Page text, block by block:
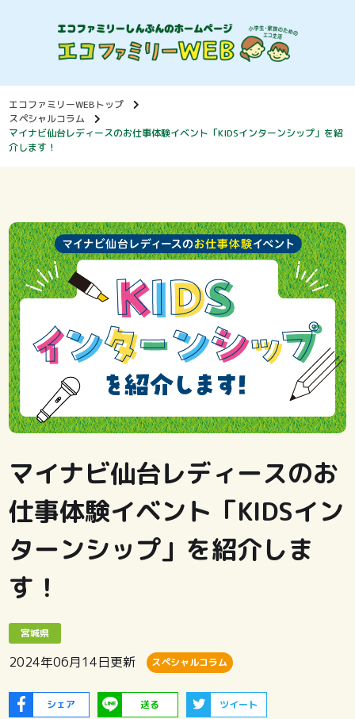
エコファミリーWEBトップ
スペシャルコラム
マイナビ仙台レディースのお仕事体験イベント「KIDSインターンシップ」を紹
介します！
マイナビ仙台レディースのお
仕事体験イベント「KIDSイン
ターンシップ」を紹介しま
す！
宮城県
2024年06月14日更新 スペシャルコラム
シェア 送る ツイート